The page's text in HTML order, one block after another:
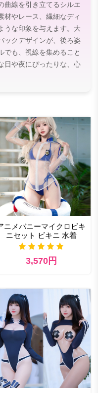
曲線を引き立てるシルエ
材やレース、繊細なディ
うな印象を与えます。大
ックデザインが、後ろ姿
でも、視線を集めること
日や夜にぴったりな、心
ニメバニーマイクロビキ
ニセット ビキニ 水着​
3,570円